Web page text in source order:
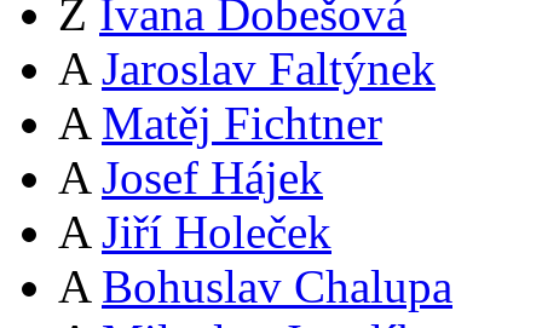
Z Ivana Dobešová
A Jaroslav Faltýnek
A Matěj Fichtner
A Josef Hájek
A Jiří Holeček
A Bohuslav Chalupa